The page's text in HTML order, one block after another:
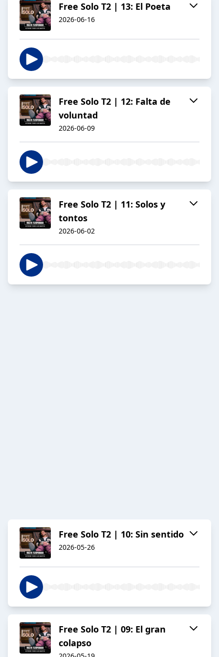
Free Solo T2 | 13: El Poeta
2026-06-16
Free Solo T2 | 12: Falta de
voluntad
2026-06-09
Free Solo T2 | 11: Solos y
tontos
2026-06-02
Free Solo T2 | 10: Sin sentido
2026-05-26
Free Solo T2 | 09: El gran
colapso